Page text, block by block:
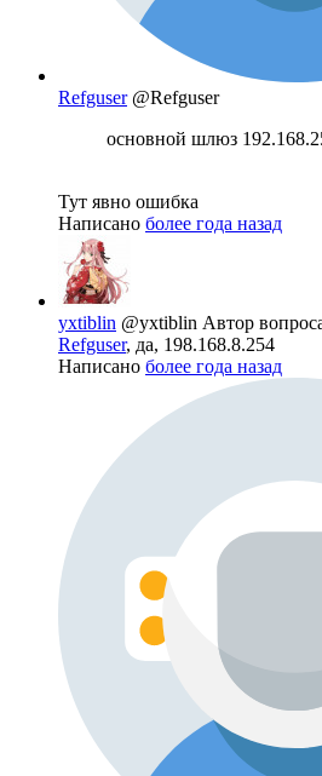
Refguser @Refguser
основной шлюз
Тут явно ошибка
Написано более года назад
yxtiblin @yxtiblin Автор
Refguser, да, 198.168.8.254
Написано более года назад